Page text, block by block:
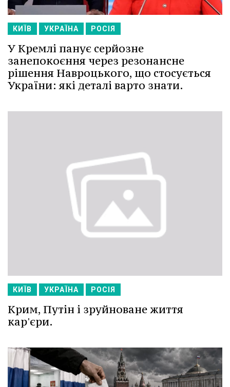
КИЇВ УКРАЇНА РОСІЯ
У Кремлі панує серйозне
занепокоєння через резонансне
рішення Навроцького, що стосується
України: які деталі варто знати.
КИЇВ УКРАЇНА РОСІЯ
Крим, Путін і зруйноване життя
кар'єри.